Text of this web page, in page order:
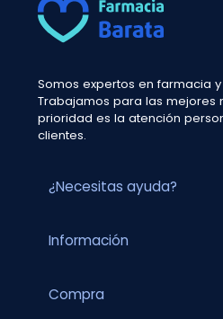
Somos expertos en farmacia
Trabajamos para las mejores
prioridad es la atención
clientes.
¿Necesitas ayuda?
Información
Compra